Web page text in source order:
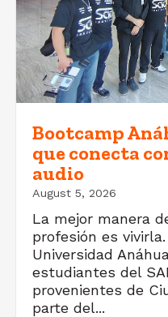
Bootcamp
que conecta
audio
August 5, 2026
La mejor manera
profesión es
Universidad
estudiantes del
provenientes de
parte del...